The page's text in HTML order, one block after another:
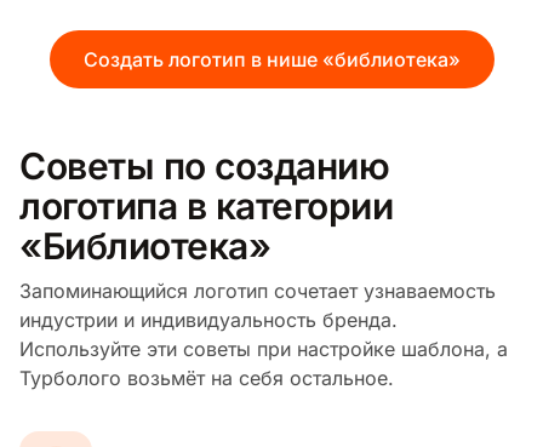
Создать логотип в нише «библиотека»
Советы по созданию
логотипа в категории
«Библиотека»
Запоминающийся логотип сочетает узнаваемость
индустрии и индивидуальность бренда.
Используйте эти советы при настройке шаблона, а
Турболого возьмёт на себя остальное.